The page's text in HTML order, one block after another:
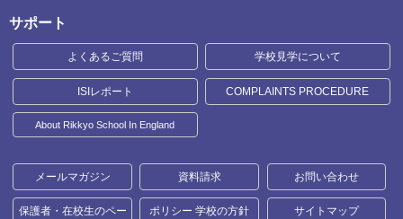
サポート
よくあるご質問 学校見学について
ISIレポート COMPLAINTS PROCEDURE
About Rikkyo School In England
メールマガジン 資料請求 お問い合わせ
保護者・在校生のペー
ポリシー 学校の方針 サイトマップ